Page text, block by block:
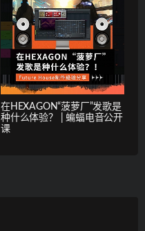
在HEXAGON“菠萝厂”发歌是
种什么体验？ | 蝙蝠电音公开
课